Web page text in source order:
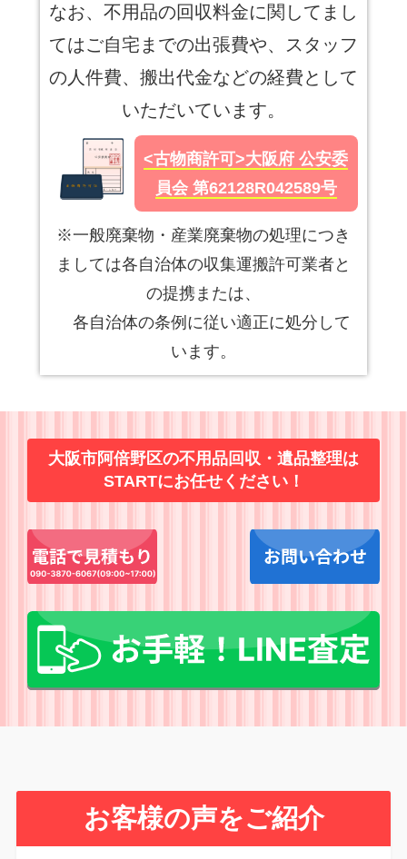
なお、不用品の回収料金に関してまし
てはご自宅までの出張費や、スタッフ
の人件費、搬出代金などの経費として
いただいています。
<古物商許可>大阪府 公安委
員会 第62128R042589号
※一般廃棄物・産業廃棄物の処理につき
ましては各自治体の収集運搬許可業者と
の提携または、
各自治体の条例に従い適正に処分して
います。
大阪市阿倍野区の不用品回収・遺品整理は
STARTにお任せください！
お客様の声をご紹介